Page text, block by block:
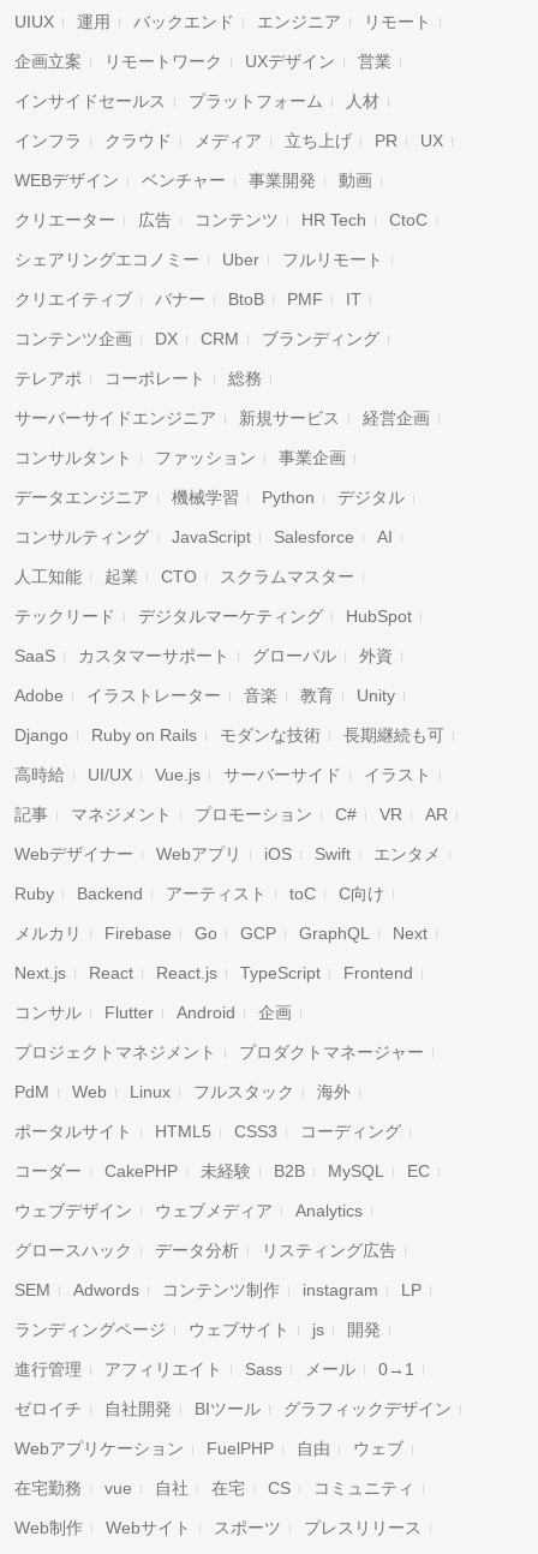
UIUX 運用 バックエンド エンジニア リモート
企画立案 リモートワーク UXデザイン 営業
インサイドセールス プラットフォーム 人材
インフラ クラウド メディア 立ち上げ PR UX
WEBデザイン ベンチャー 事業開発 動画
クリエーター 広告 コンテンツ HR Tech CtoC
シェアリングエコノミー Uber フルリモート
クリエイティブ バナー BtoB PMF IT
コンテンツ企画 DX CRM ブランディング
テレアポ コーポレート 総務
サーバーサイドエンジニア 新規サービス 経営企画
コンサルタント ファッション 事業企画
データエンジニア 機械学習 Python デジタル
コンサルティング JavaScript Salesforce AI
人工知能 起業 CTO スクラムマスター
テックリード デジタルマーケティング HubSpot
SaaS カスタマーサポート グローバル 外資
Adobe イラストレーター 音楽 教育 Unity
Django Ruby on Rails モダンな技術 長期継続も可
高時給 UI/UX Vue.js サーバーサイド イラスト
記事 マネジメント プロモーション C# VR AR
Webデザイナー Webアプリ iOS Swift エンタメ
Ruby Backend アーティスト toC C向け
メルカリ Firebase Go GCP GraphQL Next
Next.js React React.js TypeScript Frontend
コンサル Flutter Android 企画
プロジェクトマネジメント プロダクトマネージャー
PdM Web Linux フルスタック 海外
ポータルサイト HTML5 CSS3 コーディング
コーダー CakePHP 未経験 B2B MySQL EC
ウェブデザイン ウェブメディア Analytics
グロースハック データ分析 リスティング広告
SEM Adwords コンテンツ制作 instagram LP
ランディングページ ウェブサイト js 開発
進行管理 アフィリエイト Sass メール 0→1
ゼロイチ 自社開発 BIツール グラフィックデザイン
Webアプリケーション FuelPHP 自由 ウェブ
在宅勤務 vue 自社 在宅 CS コミュニティ
Web制作 Webサイト スポーツ プレスリリース